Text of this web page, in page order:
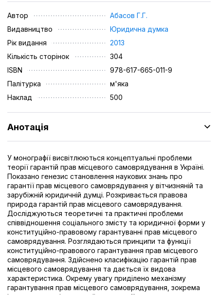
Автор
Абасов Г.Г.
Видавництво
Юридична думка
Рік видання
2013
Кількість сторінок
304
ISBN
978-617-665-011-9
Палітурка
м'яка
Наклад
500
Анотація
У монографії висвітлюються концептуальні проблеми
теорії гарантій прав місцевого самоврядування в Україні.
Показано генезис становлення наукових знань про
гарантії прав місцевого самоврядування у вітчизняній та
зарубіжній юридичній думці. Розкривається правова
природа гарантій прав місцевого самоврядування.
Досліджуються теоретичні та практичні проблеми
співвідношення соціального змісту та юридичної форми у
конституційно-правовому гарантуванні прав місцевого
самоврядування. Розглядаються принципи та функції
конституційно-правового гарантування прав місцевого
самоврядування. Здійснено класифікацію гарантій прав
місцевого самоврядування та дається їх видова
характеристика. Окрему увагу приділено механізму
гарантування прав місцевого самоврядування, зокрема